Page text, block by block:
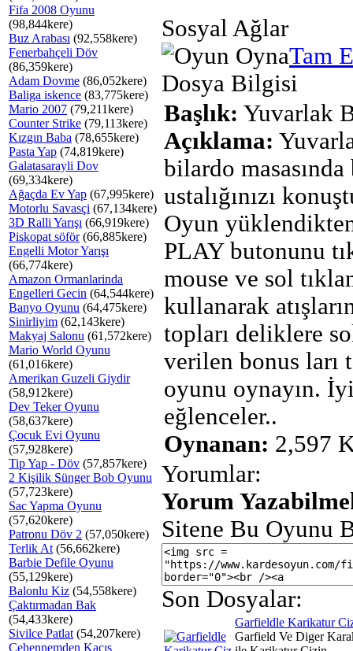
Fifa 2008 Oyunu
(98,844kere)
Buz Arabası (92,558kere)
Fenerbahçeli Döv
(86,359kere)
Adam Dovme (86,052kere)
Baliga iskence (83,775kere)
Mario 2007 (79,211kere)
Counter Strike (79,113kere)
Kızgın Baba (78,655kere)
Pasta Yap (74,819kere)
Galatasarayli Dov
(69,334kere)
Ağaçda Ev Yap (67,995kere)
Motorlu Savasçi (67,134kere)
3D Ralli Yarışı (66,919kere)
Piskopat söför(66,885kere)
Engelli Motor Yarışı
(66,774kere)
Amazon Ormanlarinda
Engelleri Gecin (64,544kere)
Banyo Oyunu (64,475kere)
Sinirliyim (62,143kere)
Makyaj Salonu (61,572kere)
Mario World Oyunu
(61,016kere)
Amerikan Guzeli Giydir
(58,912kere)
Dev Teker Oyunu
(58,637kere)
Çocuk Evi Oyunu
(57,928kere)
Tip Yap - Döv (57,857kere)
2 Kişilik Sünger Bob Oyunu
(57,723kere)
Sac Yapma Oyunu
(57,620kere)
Patronu Döv 2 (57,050kere)
Terlik At (56,662kere)
Barbie Defile Oyunu
(55,129kere)
Balonlu Kiz (54,558kere)
Çaktırmadan Bak
(54,433kere)
Sivilce Patlat (54,207kere)
Cehennemden Kaçış
Sosyal Ağlar
Tam
Dosya Bilgisi
Başlık: Yuvarlak
Açıklama:
bilardo
ustalığınızı
Oyun
PLAY butonunu
mouse ve sol
kullanarak
topları deliklere
verilen bonus ları
oyunu oynayın.
eğlenceler..
Oynanan: 2,597
Yorumlar:
Yorum
Sitene Bu Oyunu
Son Dosyalar:
Garfieldle Karikatur
Garfield Ve Diger